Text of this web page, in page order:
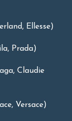
Ellesse)
Prada)
Claudie
Versace)